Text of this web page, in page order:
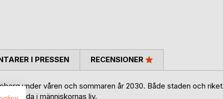
under våren och sommaren år 2030. Både staden och riket
i människornas liv.
I PRESSEN RECENSIONER